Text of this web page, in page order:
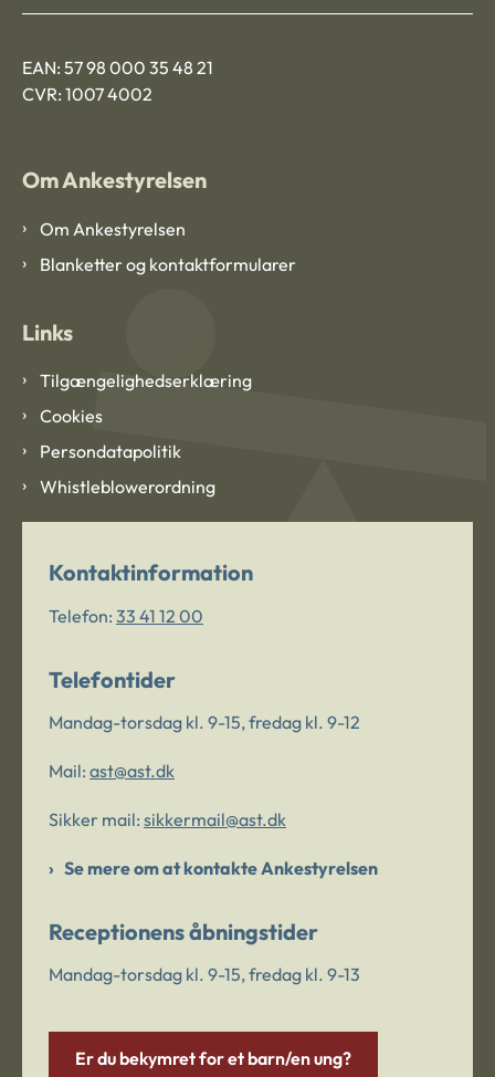
EAN: 57 98 000 35 48 21
CVR: 1007 4002
Om Ankestyrelsen
Om Ankestyrelsen
Blanketter og kontaktformularer
Links
Tilgængelighedserklæring
Cookies
Persondatapolitik
Whistleblowerordning
Kontaktinformation
Telefon: 33 41 12 00
Telefontider
Mandag-torsdag kl. 9-15, fredag kl. 9-12
Mail: ast@ast.dk
Sikker mail: sikkermail@ast.dk
Se mere om at kontakte Ankestyrelsen
Receptionens åbningstider
Mandag-torsdag kl. 9-15, fredag kl. 9-13
Er du bekymret for et barn/en ung?